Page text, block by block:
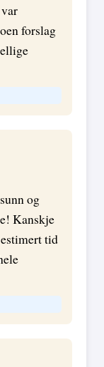
forslag
og
Kanskje
tid